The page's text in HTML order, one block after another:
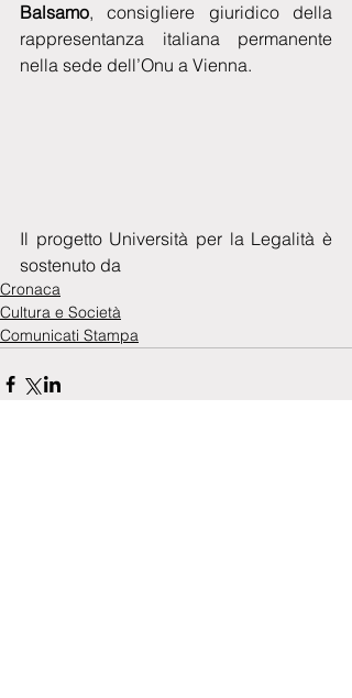
Balsamo, consigliere giuridico della
rappresentanza italiana permanente
nella sede dell’Onu a Vienna.
Il progetto Università per la Legalità è
sostenuto da
Cronaca
Cultura e Società
Comunicati Stampa